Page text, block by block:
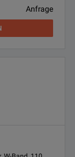
Anfrage